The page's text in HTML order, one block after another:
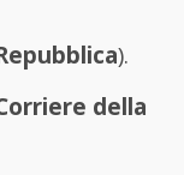
).
della